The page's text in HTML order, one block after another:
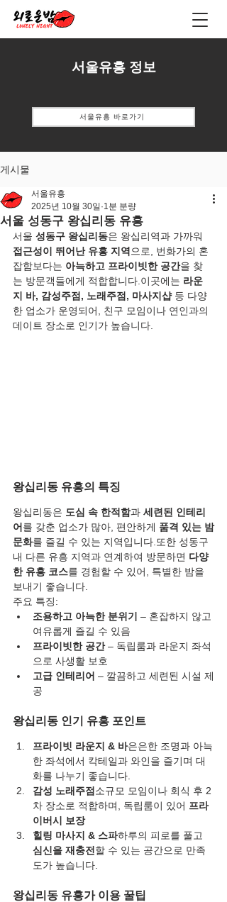
서울유흥 정보
서울유흥 바로가기
게시물
서울 성동구 왕십리동 유흥
서울유흥
2025년 10월 30일 1분 분량
서울 성동구 왕십리동은 왕십리역과 가까워
접근성이 뛰어난 유흥 지역 으로, 번화가의 혼
잡함보다는 아늑하고 프라이빗한 공간을 찾
는 방문객들에게 적합합니다.이곳에는 라운
지 바, 감성주점, 노래주점, 마사지샵 등 다양
한 업소가 운영되어, 친구 모임이나 연인과의
데이트 장소로 인기가 높습니다.
왕십리동 유흥의 특징
왕십리동은 도심 속 한적함과 세련된 인테리
어 를 갖춘 업소가 많아, 편안하게 품격 있는 밤
문화를 즐길 수 있는 지역입니다.또한 성동구
내 다른 유흥 지역과 연계하여 방문하면 다양
한 유흥 코스를 경험할 수 있어, 특별한 밤을
보내기 좋습니다.
주요 특징:
조용하고 아늑한 분위기
– 혼잡하지 않고
여유롭게 즐길 수 있음
프라이빗한 공간 – 독립룸과 라운지 좌석
으로 사생활 보호
고급 인테리어 – 깔끔하고 세련된 시설 제
공
왕십리동 인기 유흥 포인트
프라이빗 라운지 & 바은은한 조명과 아늑
한 좌석에서 칵테일과 와인을 즐기며 대
화를 나누기 좋습니다.
감성 노래주점 소규모 모임이나 회식 후 2
차 장소로 적합하며, 독립룸이 있어 프라
이버시 보장
힐링 마사지 & 스파하루의 피로를 풀고
심신을 재충전 할 수 있는 공간으로 만족
도가 높습니다.
왕십리동 유흥가 이용 꿀팁